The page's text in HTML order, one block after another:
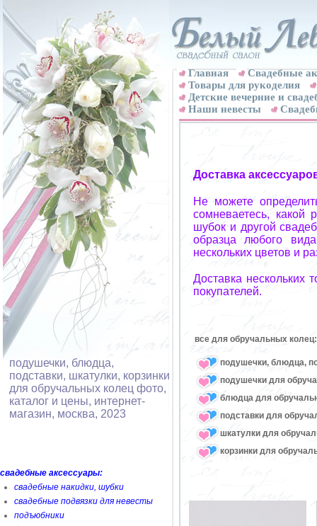
подушечки, блюдца,
подставки, шкатулки, корзинки
для обручальных колец фото,
каталог и цены, интернет-
магазин, москва, 2023
свадебные аксессуары:
свадебные накидки, шубки
свадебные подвязки для невесты
подъюбники
Главная
Свадебные
Товары для рукоделия
Детские вечерние и
Наши невесты
Доставка
Не можете
сомневаетесь, какой
шубок и другой
образца любого
нескольких цветов и
Доставка нескольких
покупателей.
все для обручальных
подушечки, блюдца,
подушечки для
блюдца для
подставки для
шкатулки для
корзинки для